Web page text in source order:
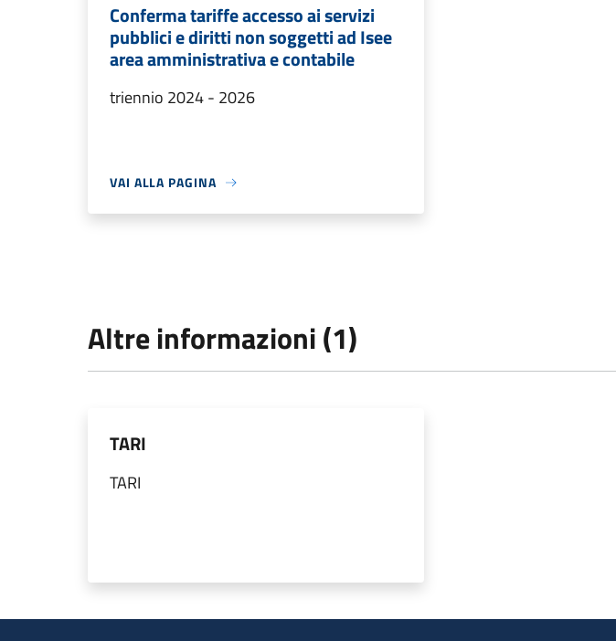
Conferma tariffe accesso ai servizi
pubblici e diritti non soggetti ad Isee
area amministrativa e contabile
triennio 2024 - 2026
VAI ALLA PAGINA
Altre informazioni (1)
TARI
TARI